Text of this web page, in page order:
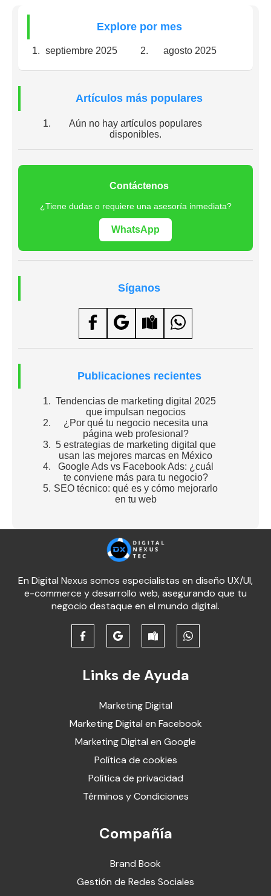
Explore por mes
septiembre 2025 agosto 2025
Artículos más populares
Aún no hay artículos populares
disponibles.
Contáctenos
¿Tiene dudas o requiere una asesoría inmediata?
WhatsApp
Síganos
Publicaciones recientes
Tendencias de marketing digital 2025
que impulsan negocios
¿Por qué tu negocio necesita una
página web profesional?
5 estrategias de marketing digital que
usan las mejores marcas en México
Google Ads vs Facebook Ads: ¿cuál
te conviene más para tu negocio?
SEO técnico: qué es y cómo mejorarlo
en tu web
En Digital Nexus somos especialistas en diseño UX/UI,
e-commerce y desarrollo web, asegurando que tu
negocio destaque en el mundo digital.
Links de Ayuda
Marketing Digital
Marketing Digital en Facebook
Marketing Digital en Google
Política de cookies
Política de privacidad
Términos y Condiciones
Compañía
Brand Book
Gestión de Redes Sociales